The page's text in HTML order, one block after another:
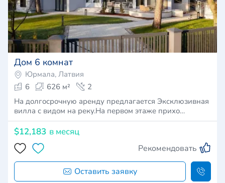
Дом 6 комнат
Юрмала, Латвия
6
626 м²
2
На долгосрочную аренду предлагается Эксклюзивная
вилла с видом на реку.На первом этаже прихо…
$12,183 в месяц
Рекомендовать
Оставить заявку